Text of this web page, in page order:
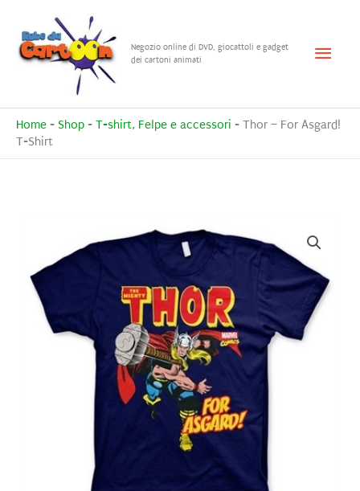
contenuto
Negozio online di DVD, giocattoli e gadget
dei cartoni animati
Menu
Home - Shop - T-shirt, Felpe e accessori - Thor – For Asgard!
T-Shirt